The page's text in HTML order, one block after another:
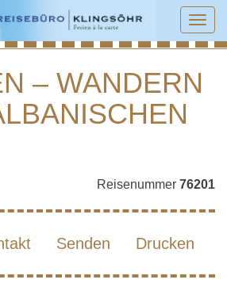
– WANDERN IN DEN
ALPEN
– WANDERN
Reisenummer 76201
Senden Drucken